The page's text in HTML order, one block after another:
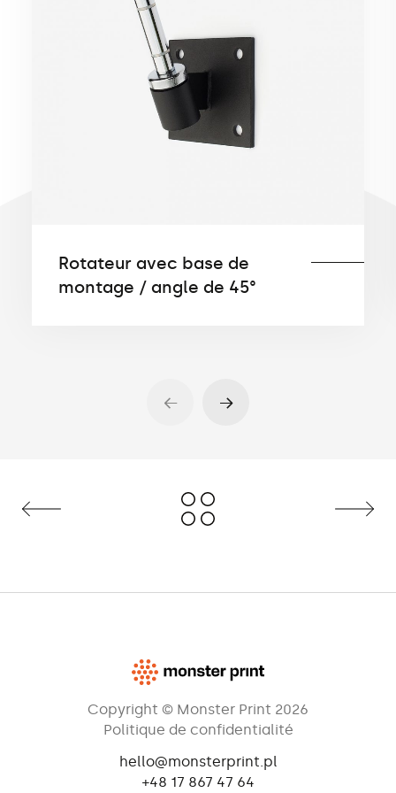
Rotateur avec base de
montage / angle de 45°
Copyright © Monster Print 2026
Politique de confidentialité
hello@monsterprint.pl
+48 17 867 47 64